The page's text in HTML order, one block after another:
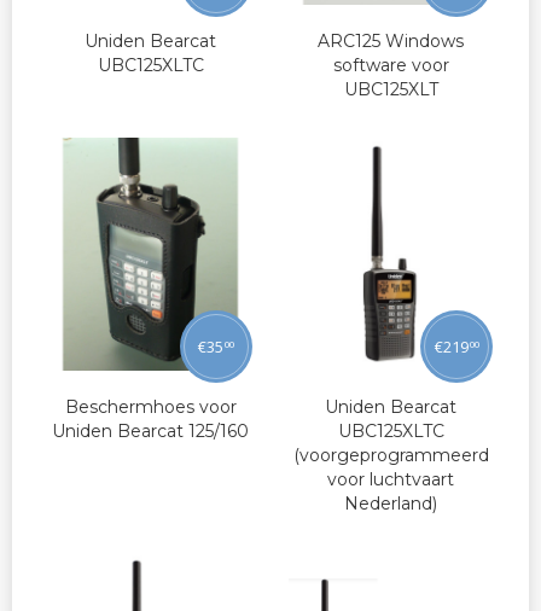
Uniden Bearcat
UBC125XLTC
ARC125 Windows
software voor
UBC125XLT
Beschermhoes voor
Uniden Bearcat 125/160
€35 00
Uniden Bearcat
UBC125XLTC
(voorgeprogrammeerd
voor luchtvaart
Nederland)
€21900